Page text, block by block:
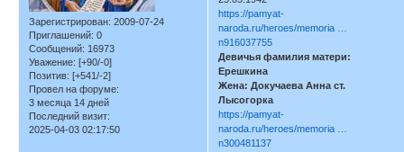
Зарегистрирован: 2009-07-24
Приглашений: 0
Сообщений: 16973
Уважение: [+90/-0]
Позитив: [+541/-2]
Провел на форуме:
3 месяца 14 дней
Последний визит:
2025-04-03 02:17:50
https://pamyat-
naroda.ru/heroes/memoria …
n916037755
Девичья фамилия матери:
Ерешкина
Жена: Докучаева Анна ст.
Лысогорка
https://pamyat-
naroda.ru/heroes/memoria …
n300481137